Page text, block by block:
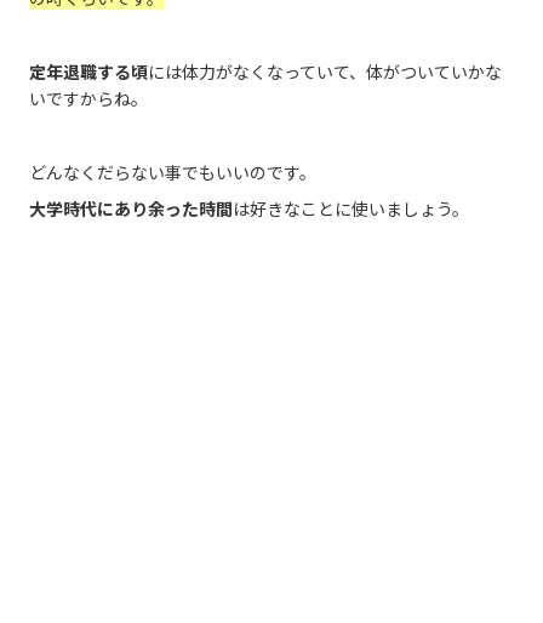
定年退職する頃には体力がなくなっていて、体がついていかな
いですからね。
どんなくだらない事でもいいのです。
大学時代にあり余った時間は好きなことに使いましょう。